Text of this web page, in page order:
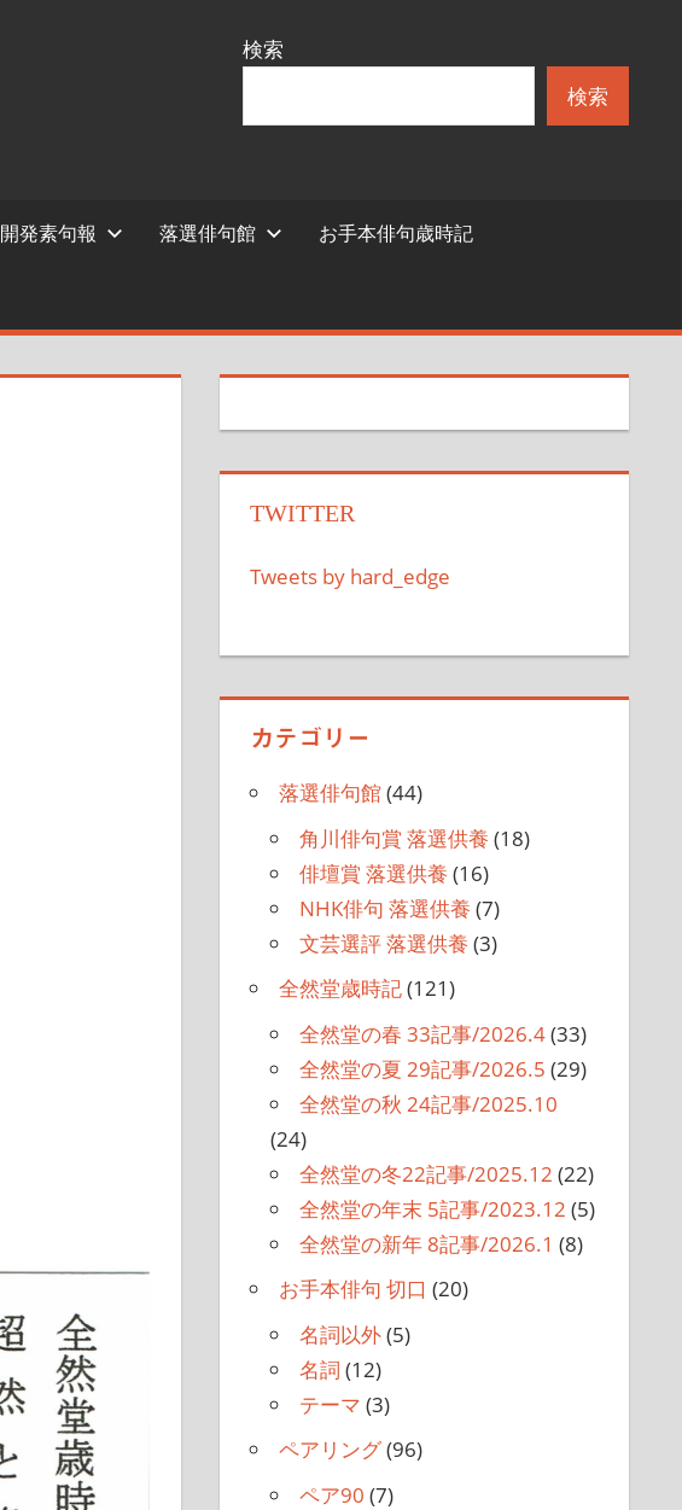
検索
検索
開発素句報 落選俳句館 お手本俳句歳時記
TWITTER
Tweets by hard_edge
カテゴリー
落選俳句館(44)
角川俳句賞 落選供養 (18)
俳壇賞 落選供養 (16)
NHK俳句 落選供養 (7)
文芸選評 落選供養 (3)
全然堂歳時記(121)
全然堂の春 33記事/2026.4(33)
全然堂の夏 29記事/2026.5 (29)
全然堂の秋 24記事/2025.10
(24)
全然堂の冬22記事/2025.12 (22)
全然堂の年末 5記事/2023.12 (5)
全然堂の新年 8記事/2026.1 (8)
お手本俳句 切口 (20)
名詞以外(5)
名詞 (12)
テーマ (3)
ペアリング(96)
ペア90 (7)